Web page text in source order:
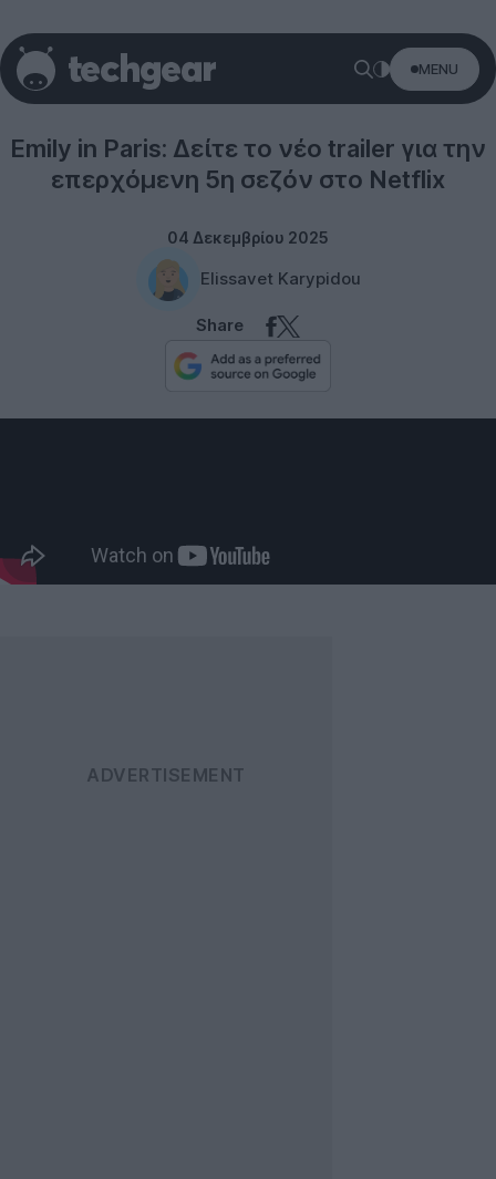
MENU
Emily in Paris: Δείτε το νέο trailer για την
επερχόμενη 5η σεζόν στο Netflix
04 Δεκεμβρίου 2025
Elissavet Karypidou
Share